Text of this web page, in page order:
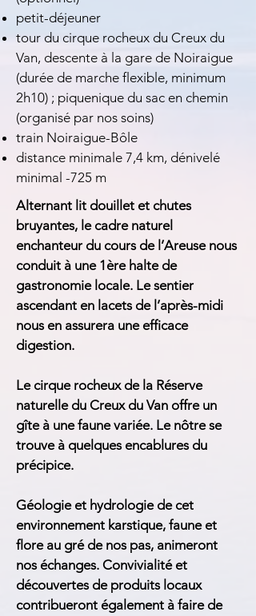
petit-déjeuner
tour du cirque rocheux du Creux du
Van, descente à la gare de Noiraigue
(durée de marche flexible, minimum
2h10) ; piquenique du sac en chemin
(organisé par nos soins)
train Noiraigue-Bôle
distance minimale 7,4 km, dénivelé
minimal -725 m
Alternant lit douillet et chutes
bruyantes, le cadre naturel
enchanteur du cours de l’Areuse nous
conduit à une 1ère halte de
gastronomie locale. Le sentier
ascendant en lacets de l’après-midi
nous en assurera une efficace
digestion.
Le cirque rocheux de la Réserve
naturelle du Creux du Van offre un
gîte à une faune variée. Le nôtre se
trouve à quelques encablures du
précipice.
Géologie et hydrologie de cet
environnement karstique, faune et
flore au gré de nos pas, animeront
nos échanges. Convivialité et
découvertes de produits locaux
contribueront également à faire de